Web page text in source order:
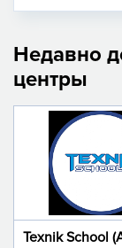
Недавно
центры
Texnik School